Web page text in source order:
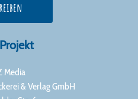
Media
& Verlag GmbH